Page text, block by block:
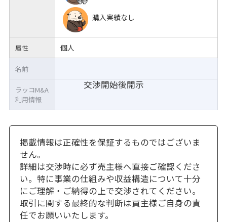
購入実績なし
属性 個人
交渉開始後開示
名前
ラッコM&A
利用情報
掲載情報は正確性を保証するものではございま
せん。
詳細は交渉時に必ず売主様へ直接ご確認くださ
い。特に事業の仕組みや収益構造について十分
にご理解・ご納得の上で交渉されてください。
取引に関する最終的な判断は買主様ご自身の責
任でお願いいたします。